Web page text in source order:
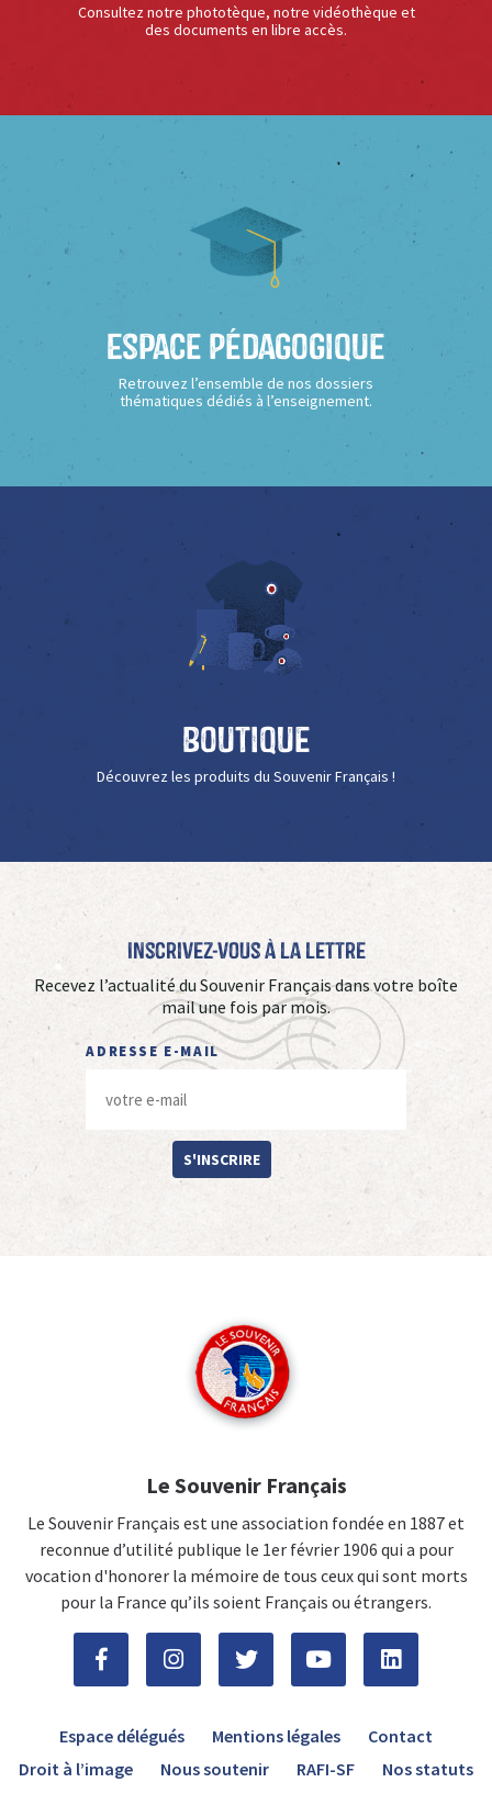
Consultez notre phototèque, notre vidéothèque et
des documents en libre accès.
Espace Pédagogique
Retrouvez l’ensemble de nos dossiers
thématiques dédiés à l’enseignement.
Boutique
Découvrez les produits du Souvenir Français !
Inscrivez-vous à La Lettre
Recevez l’actualité du Souvenir Français dans votre boîte
mail une fois par mois.
ADRESSE E-MAIL
S'INSCRIRE
Le Souvenir Français
Le Souvenir Français est une association fondée en 1887 et
reconnue d’utilité publique le 1er février 1906 qui a pour
vocation d'honorer la mémoire de tous ceux qui sont morts
pour la France qu’ils soient Français ou étrangers.
Espace délégués Mentions légales
Contact
Droit à l’image
Nous soutenir RAFI-SF Nos statuts